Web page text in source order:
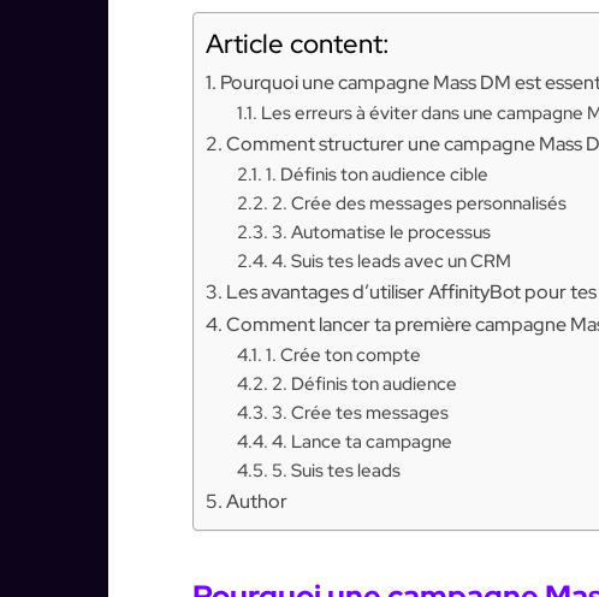
Article content:
Pourquoi une campagne Mass DM est
Les erreurs à éviter dans une campagne
Comment structurer une campagne Mass
1. Définis ton audience cible
2. Crée des messages personnalisés
3. Automatise le processus
4. Suis tes leads avec un CRM
Les avantages d’utiliser AffinityBot pour
Comment lancer ta première campagne
1. Crée ton compte
2. Définis ton audience
3. Crée tes messages
4. Lance ta campagne
5. Suis tes leads
Author